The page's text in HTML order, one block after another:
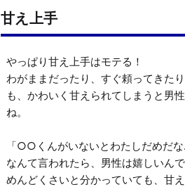
甘え上手
やっぱり甘え上手はモテる！
わがままだったり、すぐ頼ってきた
も、かわいく甘えられてしまうと男
ね。
「○○くんがいないとわたしだめだ
なんて言われたら、男性は嬉しいんで
めんどくさいと分かっていても、甘